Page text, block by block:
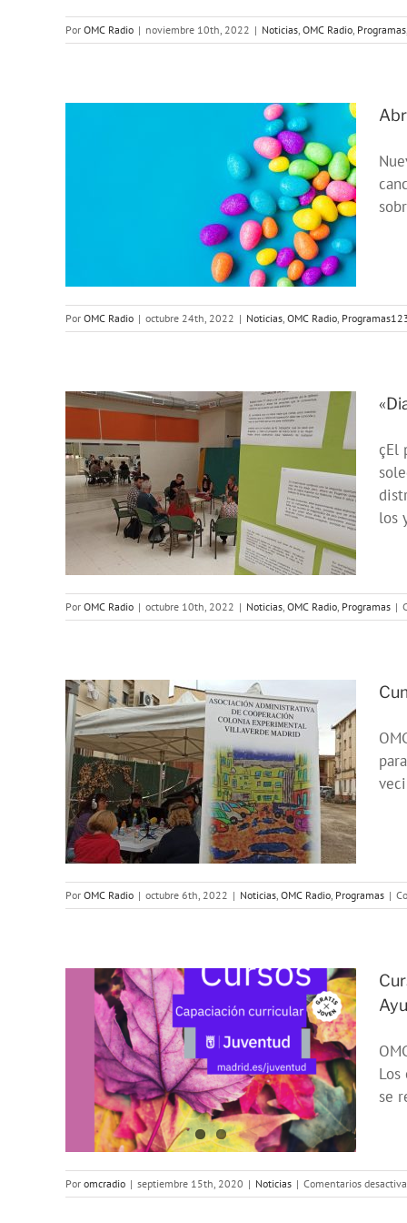
Por OMC Radio | noviembre 10th, 2022 | Noticias, OMC Radio, Programas,
Por OMC Radio | octubre 24th, 2022 | Noticias, OMC Radio,
çEl
los
Por OMC Radio | octubre 10th, 2022 | Noticias, OMC Radio, Programas |
Por OMC Radio | octubre 6th, 2022 | Noticias, OMC Radio, Programas |
se
Por omcradio | septiembre 15th, 2020 | Noticias | Comentarios